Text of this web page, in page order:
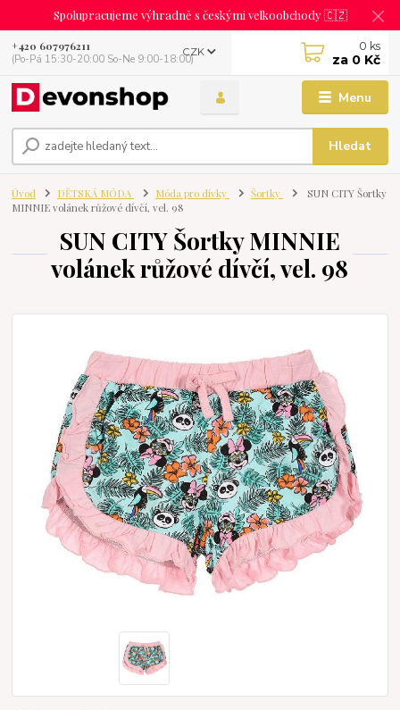
Spolupracujeme výhradně s českými velkoobchody 🇨🇿
Menu
CZK
Hledat
+420 607976211
(Po-Pá 15:30-20:00 So-Ne 9:00-18:00)
0 ks
za 0 Kč
Úvod DĚTSKÁ MÓDA Móda pro dívky Šortky
SUN CITY Šortky
MINNIE volánek růžové dívčí, vel. 98
SUN CITY Šortky MINNIE
volánek růžové dívčí, vel. 98